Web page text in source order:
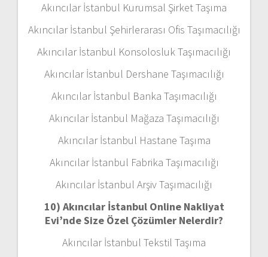
Akıncılar İstanbul Kurumsal Şirket Taşıma
Akıncılar İstanbul Şehirlerarası Ofis Taşımacılığı
Akıncılar İstanbul Konsolosluk Taşımacılığı
Akıncılar İstanbul Dershane Taşımacılığı
Akıncılar İstanbul Banka Taşımacılığı
Akıncılar İstanbul Mağaza Taşımacılığı
Akıncılar İstanbul Hastane Taşıma
Akıncılar İstanbul Fabrika Taşımacılığı
Akıncılar İstanbul Arşiv Taşımacılığı
10) Akıncılar İstanbul Online Nakliyat
Evi’nde Size Özel Çözümler Nelerdir?
Akıncılar İstanbul Tekstil Taşıma